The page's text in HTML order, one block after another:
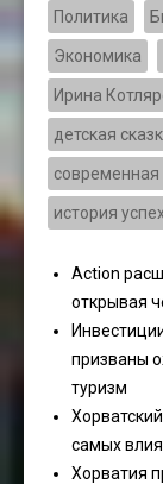
Политика
Экономика
Ирина
детская
современная
история
Action
открывая
призваны
туризм
самых
Хорватия